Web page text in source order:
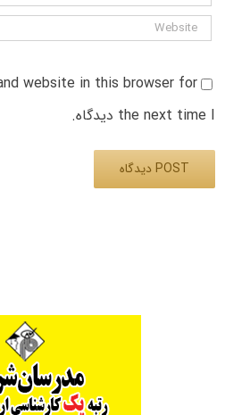
website in this browser for
the next time I دیدگاه.